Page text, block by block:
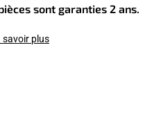
sont garanties 2 ans.
savoir plus